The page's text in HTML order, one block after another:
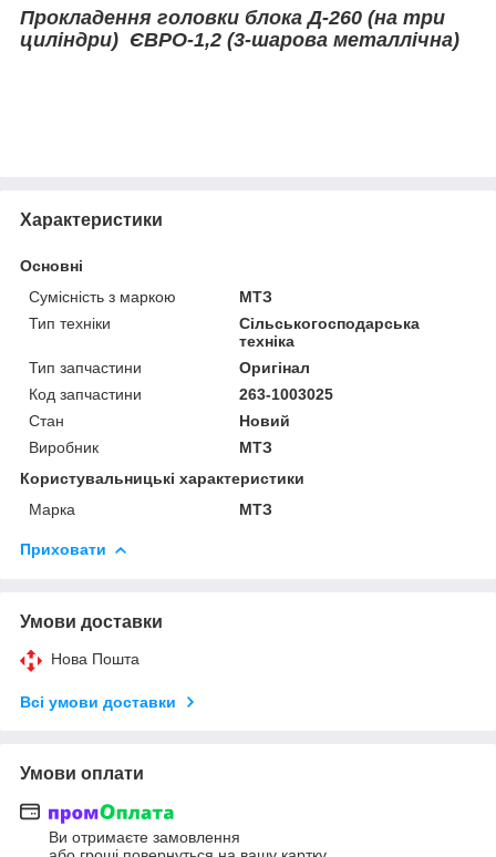
Прокладення головки блока Д-260 (на три
циліндри) ЄВРО-1,2 (3-шарова металлічна)
Характеристики
Основні
Сумісність з маркою
МТЗ
Тип техніки
Сільськогосподарська
техніка
Тип запчастини
Оригінал
Код запчастини
263-1003025
Стан
Новий
Виробник
МТЗ
Користувальницькі характеристики
Марка
МТЗ
Приховати
Умови доставки
Нова Пошта
Всі умови доставки
Умови оплати
Ви отримаєте замовлення